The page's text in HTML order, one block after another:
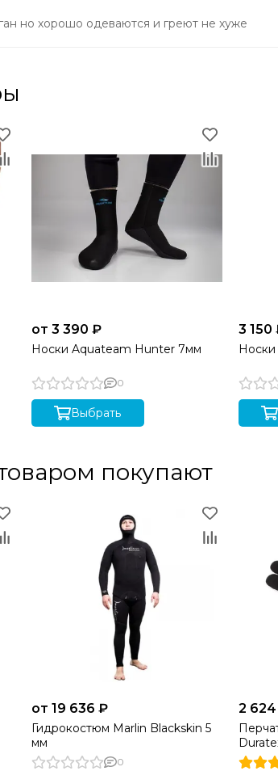
но хорошо одеваются и греют не хуже
от 3 390 ₽
Носки Aquateam Hunter 7мм
0
Выбрать
3 150
Носки
покупают
от 19 636 ₽
Гидрокостюм Marlin Blackskin 5
мм
0
2